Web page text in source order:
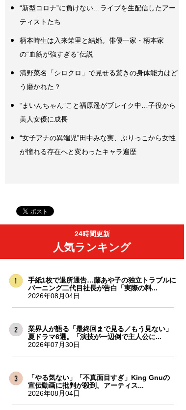
“新型コロナ”に負けない…ライブを生配信したアー
ティストたち
柄本時生は入来茉里と結婚。俳優一家・柄本家
の“血筋が強すぎる”伝説
清野菜名「シロクロ」で見せる驚きの身体能力はど
う磨かれた？
“まいんちゃん”こと福原遥がブレイク中…子役から
美人女優に成長
“女子アナの異端児”田中みな実、ぶりっこから女性
が憧れる存在へと変わったキャラ遍歴
24時間更新
人気ランキング
手紙1枚で退所通告…藤あや子の独立トラブルに
バーニング二代目社長が告白「実際の料...
2026年08月04日
業界人が語る「最終回まで見る／もう見ない」
夏ドラマ6選。「演技が一辺倒で主人公に...
2026年07月30日
「やる気ない」「不真面目すぎ」King Gnuの
宣伝動画に批判が殺到。アーティス...
2026年08月04日